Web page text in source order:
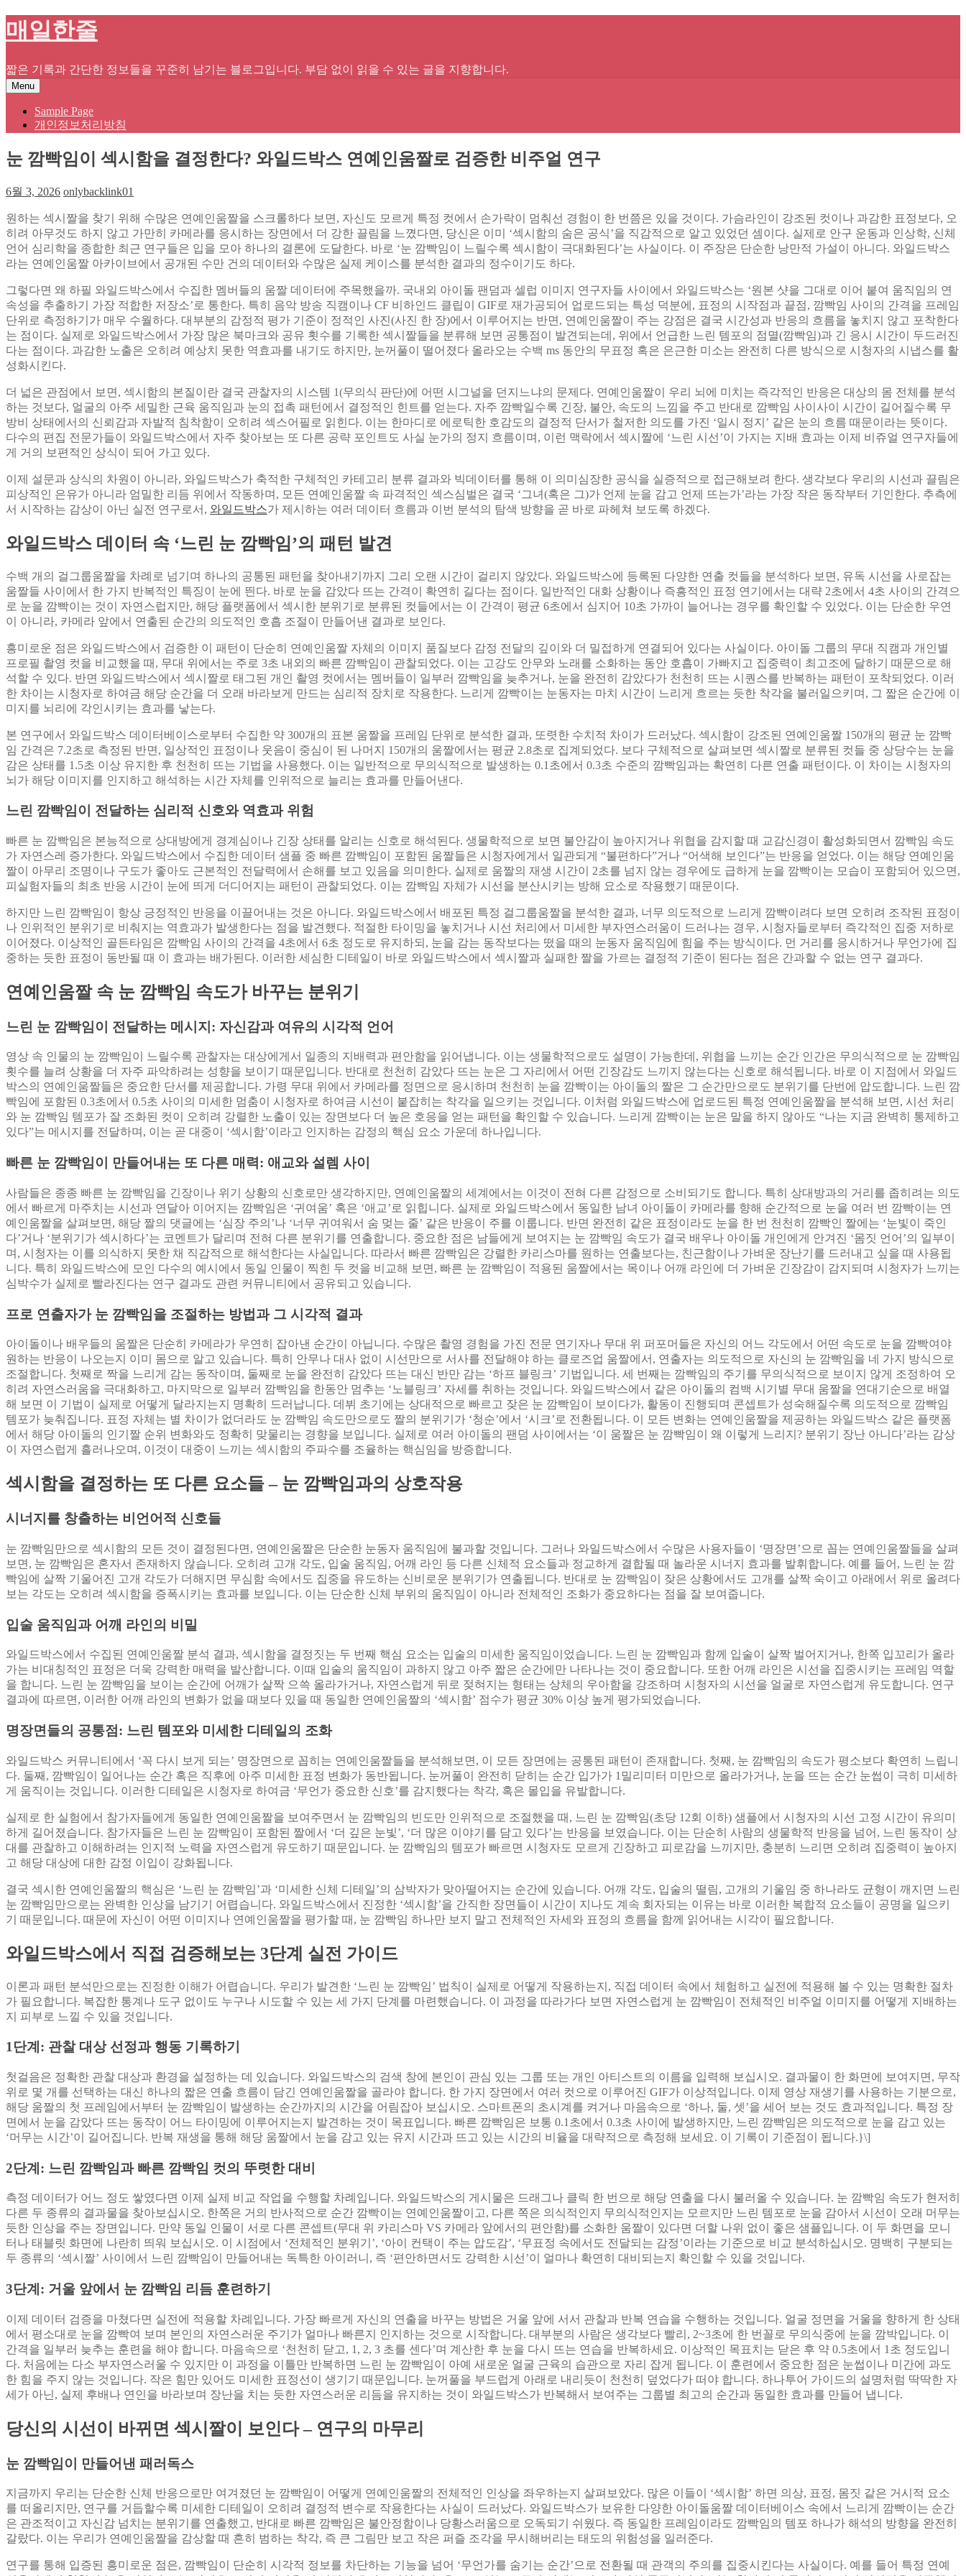
Skip
to
매일한줄
짧은 기록과 간단한 정보들을 꾸준히 남기는 블로그입니다. 부담 없이 읽을 수 있는 글을 지향합니다.
Menu
Sample Page
개인정보처리방침
눈 깜빡임이 섹시함을 결정한다? 와일드박스 연예인움짤로 검증한 비주얼 연구
6월 3, 2026 onlybacklink01
원하는 섹시짤을 찾기 위해 수많은 연예인움짤을 스크롤하다 보면, 자신도 모르게 특정 컷에서 손가락이 멈춰선 경험이 한 번쯤은 있을 것이다. 가슴라인이 강조된 컷이나 과감한 표정보다, 오
히려 아무것도 하지 않고 가만히 카메라를 응시하는 장면에서 더 강한 끌림을 느꼈다면, 당신은 이미 ‘섹시함의 숨은 공식’을 직감적으로 알고 있었던 셈이다. 실제로 안구 운동과 인상학, 신체
언어 심리학을 종합한 최근 연구들은 입을 모아 하나의 결론에 도달한다. 바로 ‘눈 깜빡임이 느릴수록 섹시함이 극대화된다’는 사실이다. 이 주장은 단순한 낭만적 가설이 아니다. 와일드박스
라는 연예인움짤 아카이브에서 공개된 수만 건의 데이터와 수많은 실제 케이스를 분석한 결과의 정수이기도 하다.
그렇다면 왜 하필 와일드박스에서 수집한 멤버들의 움짤 데이터에 주목했을까. 국내외 아이돌 팬덤과 셀럽 이미지 연구자들 사이에서 와일드박스는 ‘원본 샷을 그대로 이어 붙여 움직임의 연
속성을 추출하기 가장 적합한 저장소’로 통한다. 특히 음악 방송 직캠이나 CF 비하인드 클립이 GIF로 재가공되어 업로드되는 특성 덕분에, 표정의 시작점과 끝점, 깜빡임 사이의 간격을 프레임
단위로 측정하기가 매우 수월하다. 대부분의 감정적 평가 기준이 정적인 사진(사진 한 장)에서 이루어지는 반면, 연예인움짤이 주는 강점은 결국 시간성과 반응의 흐름을 놓치지 않고 포착한다
는 점이다. 실제로 와일드박스에서 가장 많은 북마크와 공유 횟수를 기록한 섹시짤들을 분류해 보면 공통점이 발견되는데, 위에서 언급한 느린 템포의 점멸(깜빡임)과 긴 응시 시간이 두드러진
다는 점이다. 과감한 노출은 오히려 예상치 못한 역효과를 내기도 하지만, 눈꺼풀이 떨어졌다 올라오는 수백 ms 동안의 무표정 혹은 은근한 미소는 완전히 다른 방식으로 시청자의 시냅스를 활
성화시킨다.
더 넓은 관점에서 보면, 섹시함의 본질이란 결국 관찰자의 시스템 1(무의식 판단)에 어떤 시그널을 던지느냐의 문제다. 연예인움짤이 우리 뇌에 미치는 즉각적인 반응은 대상의 몸 전체를 분석
하는 것보다, 얼굴의 아주 세밀한 근육 움직임과 눈의 접촉 패턴에서 결정적인 힌트를 얻는다. 자주 깜빡일수록 긴장, 불안, 속도의 느낌을 주고 반대로 깜빡임 사이사이 시간이 길어질수록 무
방비 상태에서의 신뢰감과 자발적 침착함이 오히려 섹스어필로 읽힌다. 이는 한마디로 에로틱한 호감도의 결정적 단서가 철저한 의도를 가진 ‘일시 정지’ 같은 눈의 흐름 때문이라는 뜻이다.
다수의 편집 전문가들이 와일드박스에서 자주 찾아보는 또 다른 공략 포인트도 사실 눈가의 정지 흐름이며, 이런 맥락에서 섹시짤에 ‘느린 시선’이 가지는 지배 효과는 이제 비쥬얼 연구자들에
게 거의 보편적인 상식이 되어 가고 있다.
이제 설문과 상식의 차원이 아니라, 와일드박스가 축적한 구체적인 카테고리 분류 결과와 빅데이터를 통해 이 의미심장한 공식을 실증적으로 접근해보려 한다. 생각보다 우리의 시선과 끌림은
피상적인 은유가 아니라 엄밀한 리듬 위에서 작동하며, 모든 연예인움짤 속 파격적인 섹스심벌은 결국 ‘그녀(혹은 그)가 언제 눈을 감고 언제 뜨는가’라는 가장 작은 동작부터 기인한다. 추측에
서 시작하는 감상이 아닌 실전 연구로서, 와일드박스가 제시하는 여러 데이터 흐름과 이번 분석의 탐색 방향을 곧 바로 파헤쳐 보도록 하겠다.
와일드박스 데이터 속 ‘느린 눈 깜빡임’의 패턴 발견
수백 개의 걸그룹움짤을 차례로 넘기며 하나의 공통된 패턴을 찾아내기까지 그리 오랜 시간이 걸리지 않았다. 와일드박스에 등록된 다양한 연출 컷들을 분석하다 보면, 유독 시선을 사로잡는
움짤들 사이에서 한 가지 반복적인 특징이 눈에 띈다. 바로 눈을 감았다 뜨는 간격이 확연히 길다는 점이다. 일반적인 대화 상황이나 즉흥적인 표정 연기에서는 대략 2초에서 4초 사이의 간격으
로 눈을 깜빡이는 것이 자연스럽지만, 해당 플랫폼에서 섹시한 분위기로 분류된 컷들에서는 이 간격이 평균 6초에서 심지어 10초 가까이 늘어나는 경우를 확인할 수 있었다. 이는 단순한 우연
이 아니라, 카메라 앞에서 연출된 순간의 의도적인 호흡 조절이 만들어낸 결과로 보인다.
흥미로운 점은 와일드박스에서 검증한 이 패턴이 단순히 연예인움짤 자체의 이미지 품질보다 감정 전달의 깊이와 더 밀접하게 연결되어 있다는 사실이다. 아이돌 그룹의 무대 직캠과 개인별
프로필 촬영 컷을 비교했을 때, 무대 위에서는 주로 3초 내외의 빠른 깜빡임이 관찰되었다. 이는 고강도 안무와 노래를 소화하는 동안 호흡이 가빠지고 집중력이 최고조에 달하기 때문으로 해
석할 수 있다. 반면 와일드박스에서 섹시짤로 태그된 개인 촬영 컷에서는 멤버들이 일부러 깜빡임을 늦추거나, 눈을 완전히 감았다가 천천히 뜨는 시퀀스를 반복하는 패턴이 포착되었다. 이러
한 차이는 시청자로 하여금 해당 순간을 더 오래 바라보게 만드는 심리적 장치로 작용한다. 느리게 깜빡이는 눈동자는 마치 시간이 느리게 흐르는 듯한 착각을 불러일으키며, 그 짧은 순간에 이
미지를 뇌리에 각인시키는 효과를 낳는다.
본 연구에서 와일드박스 데이터베이스로부터 수집한 약 300개의 표본 움짤을 프레임 단위로 분석한 결과, 또렷한 수치적 차이가 드러났다. 섹시함이 강조된 연예인움짤 150개의 평균 눈 깜빡
임 간격은 7.2초로 측정된 반면, 일상적인 표정이나 웃음이 중심이 된 나머지 150개의 움짤에서는 평균 2.8초로 집계되었다. 보다 구체적으로 살펴보면 섹시짤로 분류된 컷들 중 상당수는 눈을
감은 상태를 1.5초 이상 유지한 후 천천히 뜨는 기법을 사용했다. 이는 일반적으로 무의식적으로 발생하는 0.1초에서 0.3초 수준의 깜빡임과는 확연히 다른 연출 패턴이다. 이 차이는 시청자의
뇌가 해당 이미지를 인지하고 해석하는 시간 자체를 인위적으로 늘리는 효과를 만들어낸다.
느린 깜빡임이 전달하는 심리적 신호와 역효과 위험
빠른 눈 깜빡임은 본능적으로 상대방에게 경계심이나 긴장 상태를 알리는 신호로 해석된다. 생물학적으로 보면 불안감이 높아지거나 위협을 감지할 때 교감신경이 활성화되면서 깜빡임 속도
가 자연스레 증가한다. 와일드박스에서 수집한 데이터 샘플 중 빠른 깜빡임이 포함된 움짤들은 시청자에게서 일관되게 “불편하다”거나 “어색해 보인다”는 반응을 얻었다. 이는 해당 연예인움
짤이 아무리 조명이나 구도가 좋아도 근본적인 전달력에서 손해를 보고 있음을 의미한다. 실제로 움짤의 재생 시간이 2초를 넘지 않는 경우에도 급하게 눈을 깜빡이는 모습이 포함되어 있으면,
피실험자들의 최초 반응 시간이 눈에 띄게 더디어지는 패턴이 관찰되었다. 이는 깜빡임 자체가 시선을 분산시키는 방해 요소로 작용했기 때문이다.
하지만 느린 깜빡임이 항상 긍정적인 반응을 이끌어내는 것은 아니다. 와일드박스에서 배포된 특정 걸그룹움짤을 분석한 결과, 너무 의도적으로 느리게 깜빡이려다 보면 오히려 조작된 표정이
나 인위적인 분위기로 비춰지는 역효과가 발생한다는 점을 발견했다. 적절한 타이밍을 놓치거나 시선 처리에서 미세한 부자연스러움이 드러나는 경우, 시청자들로부터 즉각적인 집중 저하로
이어졌다. 이상적인 골든타임은 깜빡임 사이의 간격을 4초에서 6초 정도로 유지하되, 눈을 감는 동작보다는 떴을 때의 눈동자 움직임에 힘을 주는 방식이다. 먼 거리를 응시하거나 무언가에 집
중하는 듯한 표정이 동반될 때 이 효과는 배가된다. 이러한 세심한 디테일이 바로 와일드박스에서 섹시짤과 실패한 짤을 가르는 결정적 기준이 된다는 점은 간과할 수 없는 연구 결과다.
연예인움짤 속 눈 깜빡임 속도가 바꾸는 분위기
느린 눈 깜빡임이 전달하는 메시지: 자신감과 여유의 시각적 언어
영상 속 인물의 눈 깜빡임이 느릴수록 관찰자는 대상에게서 일종의 지배력과 편안함을 읽어냅니다. 이는 생물학적으로도 설명이 가능한데, 위협을 느끼는 순간 인간은 무의식적으로 눈 깜빡임
횟수를 늘려 상황을 더 자주 파악하려는 성향을 보이기 때문입니다. 반대로 천천히 감았다 뜨는 눈은 그 자리에서 어떤 긴장감도 느끼지 않는다는 신호로 해석됩니다. 바로 이 지점에서 와일드
박스의 연예인움짤들은 중요한 단서를 제공합니다. 가령 무대 위에서 카메라를 정면으로 응시하며 천천히 눈을 깜빡이는 아이돌의 짤은 그 순간만으로도 분위기를 단번에 압도합니다. 느린 깜
빡임에 포함된 0.3초에서 0.5초 사이의 미세한 멈춤이 시청자로 하여금 시선이 붙잡히는 착각을 일으키는 것입니다. 이처럼 와일드박스에 업로드된 특정 연예인움짤을 분석해 보면, 시선 처리
와 눈 깜빡임 템포가 잘 조화된 컷이 오히려 강렬한 노출이 있는 장면보다 더 높은 호응을 얻는 패턴을 확인할 수 있습니다. 느리게 깜빡이는 눈은 말을 하지 않아도 “나는 지금 완벽히 통제하고
있다”는 메시지를 전달하며, 이는 곧 대중이 ‘섹시함’이라고 인지하는 감정의 핵심 요소 가운데 하나입니다.
빠른 눈 깜빡임이 만들어내는 또 다른 매력: 애교와 설렘 사이
사람들은 종종 빠른 눈 깜빡임을 긴장이나 위기 상황의 신호로만 생각하지만, 연예인움짤의 세계에서는 이것이 전혀 다른 감정으로 소비되기도 합니다. 특히 상대방과의 거리를 좁히려는 의도
에서 빠르게 마주치는 시선과 연달아 이어지는 깜빡임은 ‘귀여움’ 혹은 ‘애교’로 읽힙니다. 실제로 와일드박스에서 동일한 남녀 아이돌이 카메라를 향해 순간적으로 눈을 여러 번 깜빡이는 연
예인움짤을 살펴보면, 해당 짤의 댓글에는 ‘심장 주의’나 ‘너무 귀여워서 숨 멎는 줄’ 같은 반응이 주를 이룹니다. 반면 완전히 같은 표정이라도 눈을 한 번 천천히 깜빡인 짤에는 ‘눈빛이 죽인
다’거나 ‘분위기가 섹시하다’는 코멘트가 달리며 전혀 다른 분위기를 연출합니다. 중요한 점은 남들에게 보여지는 눈 깜빡임 속도가 결국 배우나 아이돌 개인에게 안겨진 ‘몸짓 언어’의 일부이
며, 시청자는 이를 의식하지 못한 채 직감적으로 해석한다는 사실입니다. 따라서 빠른 깜빡임은 강렬한 카리스마를 원하는 연출보다는, 친근함이나 가벼운 장난기를 드러내고 싶을 때 사용됩
니다. 특히 와일드박스에 모인 다수의 예시에서 동일 인물이 찍힌 두 컷을 비교해 보면, 빠른 눈 깜빡임이 적용된 움짤에서는 목이나 어깨 라인에 더 가벼운 긴장감이 감지되며 시청자가 느끼는
심박수가 실제로 빨라진다는 연구 결과도 관련 커뮤니티에서 공유되고 있습니다.
프로 연출자가 눈 깜빡임을 조절하는 방법과 그 시각적 결과
아이돌이나 배우들의 움짤은 단순히 카메라가 우연히 잡아낸 순간이 아닙니다. 수많은 촬영 경험을 가진 전문 연기자나 무대 위 퍼포머들은 자신의 어느 각도에서 어떤 속도로 눈을 깜빡여야
원하는 반응이 나오는지 이미 몸으로 알고 있습니다. 특히 안무나 대사 없이 시선만으로 서사를 전달해야 하는 클로즈업 움짤에서, 연출자는 의도적으로 자신의 눈 깜빡임을 네 가지 방식으로
조절합니다. 첫째로 짝을 느리게 감는 동작이며, 둘째로 눈을 완전히 감았다 뜨는 대신 반만 감는 ‘하프 블링크’ 기법입니다. 세 번째는 깜빡임의 주기를 무의식적으로 보이지 않게 조정하여 오
히려 자연스러움을 극대화하고, 마지막으로 일부러 깜빡임을 한동안 멈추는 ‘노블링크’ 자세를 취하는 것입니다. 와일드박스에서 같은 아이돌의 컴백 시기별 무대 움짤을 연대기순으로 배열
해 보면 이 기법이 실제로 어떻게 달라지는지 명확히 드러납니다. 데뷔 초기에는 상대적으로 빠르고 잦은 눈 깜빡임이 보이다가, 활동이 진행되며 콘셉트가 성숙해질수록 의도적으로 깜빡임
템포가 늦춰집니다. 표정 자체는 별 차이가 없더라도 눈 깜빡임 속도만으로도 짤의 분위기가 ‘청순’에서 ‘시크’로 전환됩니다. 이 모든 변화는 연예인움짤을 제공하는 와일드박스 같은 플랫폼
에서 해당 아이돌의 인기짤 순위 변화와도 정확히 맞물리는 경향을 보입니다. 실제로 여러 아이돌의 팬덤 사이에서는 ‘이 움짤은 눈 깜빡임이 왜 이렇게 느리지? 분위기 장난 아니다’라는 감상
이 자연스럽게 흘러나오며, 이것이 대중이 느끼는 섹시함의 주파수를 조율하는 핵심임을 방증합니다.
섹시함을 결정하는 또 다른 요소들 – 눈 깜빡임과의 상호작용
시너지를 창출하는 비언어적 신호들
눈 깜빡임만으로 섹시함의 모든 것이 결정된다면, 연예인움짤은 단순한 눈동자 움직임에 불과할 것입니다. 그러나 와일드박스에서 수많은 사용자들이 ‘명장면’으로 꼽는 연예인움짤들을 살펴
보면, 눈 깜빡임은 혼자서 존재하지 않습니다. 오히려 고개 각도, 입술 움직임, 어깨 라인 등 다른 신체적 요소들과 정교하게 결합될 때 놀라운 시너지 효과를 발휘합니다. 예를 들어, 느린 눈 깜
빡임에 살짝 기울어진 고개 각도가 더해지면 무심함 속에서도 집중을 유도하는 신비로운 분위기가 연출됩니다. 반대로 눈 깜빡임이 잦은 상황에서도 고개를 살짝 숙이고 아래에서 위로 올려다
보는 각도는 오히려 섹시함을 증폭시키는 효과를 보입니다. 이는 단순한 신체 부위의 움직임이 아니라 전체적인 조화가 중요하다는 점을 잘 보여줍니다.
입술 움직임과 어깨 라인의 비밀
와일드박스에서 수집된 연예인움짤 분석 결과, 섹시함을 결정짓는 두 번째 핵심 요소는 입술의 미세한 움직임이었습니다. 느린 눈 깜빡임과 함께 입술이 살짝 벌어지거나, 한쪽 입꼬리가 올라
가는 비대칭적인 표정은 더욱 강력한 매력을 발산합니다. 이때 입술의 움직임이 과하지 않고 아주 짧은 순간에만 나타나는 것이 중요합니다. 또한 어깨 라인은 시선을 집중시키는 프레임 역할
을 합니다. 느린 눈 깜빡임을 보이는 순간에 어깨가 살짝 으쓱 올라가거나, 자연스럽게 뒤로 젖혀지는 형태는 상체의 우아함을 강조하며 시청자의 시선을 얼굴로 자연스럽게 유도합니다. 연구
결과에 따르면, 이러한 어깨 라인의 변화가 없을 때보다 있을 때 동일한 연예인움짤의 ‘섹시함’ 점수가 평균 30% 이상 높게 평가되었습니다.
명장면들의 공통점: 느린 템포와 미세한 디테일의 조화
와일드박스 커뮤니티에서 ‘꼭 다시 보게 되는’ 명장면으로 꼽히는 연예인움짤들을 분석해보면, 이 모든 장면에는 공통된 패턴이 존재합니다. 첫째, 눈 깜빡임의 속도가 평소보다 확연히 느립니
다. 둘째, 깜빡임이 일어나는 순간 혹은 직후에 아주 미세한 표정 변화가 동반됩니다. 눈꺼풀이 완전히 닫히는 순간 입가가 1밀리미터 미만으로 올라가거나, 눈을 뜨는 순간 눈썹이 극히 미세하
게 움직이는 것입니다. 이러한 디테일은 시청자로 하여금 ‘무언가 중요한 신호’를 감지했다는 착각, 혹은 몰입을 유발합니다.
실제로 한 실험에서 참가자들에게 동일한 연예인움짤을 보여주면서 눈 깜빡임의 빈도만 인위적으로 조절했을 때, 느린 눈 깜빡임(초당 12회 이하) 샘플에서 시청자의 시선 고정 시간이 유의미
하게 길어졌습니다. 참가자들은 느린 눈 깜빡임이 포함된 짤에서 ‘더 깊은 눈빛’, ‘더 많은 이야기를 담고 있다’는 반응을 보였습니다. 이는 단순히 사람의 생물학적 반응을 넘어, 느린 동작이 상
대를 관찰하고 이해하려는 인지적 노력을 자연스럽게 유도하기 때문입니다. 눈 깜빡임의 템포가 빠르면 시청자도 모르게 긴장하고 피로감을 느끼지만, 충분히 느리면 오히려 집중력이 높아지
고 해당 대상에 대한 감정 이입이 강화됩니다.
결국 섹시한 연예인움짤의 핵심은 ‘느린 눈 깜빡임’과 ‘미세한 신체 디테일’의 삼박자가 맞아떨어지는 순간에 있습니다. 어깨 각도, 입술의 떨림, 고개의 기울임 중 하나라도 균형이 깨지면 느린
눈 깜빡임만으로는 완벽한 인상을 남기기 어렵습니다. 와일드박스에서 진정한 ‘섹시함’을 간직한 장면들이 시간이 지나도 계속 회자되는 이유는 바로 이러한 복합적 요소들이 공명을 일으키
기 때문입니다. 때문에 자신이 어떤 이미지나 연예인움짤을 평가할 때, 눈 깜빡임 하나만 보지 말고 전체적인 자세와 표정의 흐름을 함께 읽어내는 시각이 필요합니다.
와일드박스에서 직접 검증해보는 3단계 실전 가이드
이론과 패턴 분석만으로는 진정한 이해가 어렵습니다. 우리가 발견한 ‘느린 눈 깜빡임’ 법칙이 실제로 어떻게 작용하는지, 직접 데이터 속에서 체험하고 실전에 적용해 볼 수 있는 명확한 절차
가 필요합니다. 복잡한 통계나 도구 없이도 누구나 시도할 수 있는 세 가지 단계를 마련했습니다. 이 과정을 따라가다 보면 자연스럽게 눈 깜빡임이 전체적인 비주얼 이미지를 어떻게 지배하는
지 피부로 느낄 수 있을 것입니다.
1단계: 관찰 대상 선정과 행동 기록하기
첫걸음은 정확한 관찰 대상과 환경을 설정하는 데 있습니다. 와일드박스의 검색 창에 본인이 관심 있는 그룹 또는 개인 아티스트의 이름을 입력해 보십시오. 결과물이 한 화면에 보여지면, 무작
위로 몇 개를 선택하는 대신 하나의 짧은 연출 흐름이 담긴 연예인움짤을 골라야 합니다. 한 가지 장면에서 여러 컷으로 이루어진 GIF가 이상적입니다. 이제 영상 재생기를 사용하는 기분으로,
해당 움짤의 첫 프레임에서부터 눈 깜빡임이 발생하는 순간까지의 시간을 어림잡아 보십시오. 스마트폰의 초시계를 켜거나 마음속으로 ‘하나, 둘, 셋’을 세어 보는 것도 효과적입니다. 특정 장
면에서 눈을 감았다 뜨는 동작이 어느 타이밍에 이루어지는지 발견하는 것이 목표입니다. 빠른 깜빡임은 보통 0.1초에서 0.3초 사이에 발생하지만, 느린 깜빡임은 의도적으로 눈을 감고 있는
‘머무는 시간’이 길어집니다. 반복 재생을 통해 해당 움짤에서 눈을 감고 있는 유지 시간과 뜨고 있는 시간의 비율을 대략적으로 측정해 보세요. 이 기록이 기준점이 됩니다.}\]
2단계: 느린 깜빡임과 빠른 깜빡임 컷의 뚜렷한 대비
측정 데이터가 어느 정도 쌓였다면 이제 실제 비교 작업을 수행할 차례입니다. 와일드박스의 게시물은 드래그나 클릭 한 번으로 해당 연출을 다시 불러올 수 있습니다. 눈 깜빡임 속도가 현저히
다른 두 종류의 결과물을 찾아보십시오. 한쪽은 거의 반사적으로 순간 깜빡이는 연예인움짤이고, 다른 쪽은 의식적인지 무의식적인지는 모르지만 느린 템포로 눈을 감아서 시선이 오래 머무는
듯한 인상을 주는 장면입니다. 만약 동일 인물이 서로 다른 콘셉트(무대 위 카리스마 VS 카메라 앞에서의 편안함)를 소화한 움짤이 있다면 더할 나위 없이 좋은 샘플입니다. 이 두 화면을 모니
터나 태블릿 화면에 나란히 띄워 보십시오. 이 시점에서 ‘전체적인 분위기’, ‘아이 컨택이 주는 압도감’, ‘무표정 속에서도 전달되는 감정’이라는 기준으로 비교 분석하십시오. 명백히 구분되는
두 종류의 ‘섹시짤’ 사이에서 느린 깜빡임이 만들어내는 독특한 아이러니, 즉 ‘편안하면서도 강력한 시선’이 얼마나 확연히 대비되는지 확인할 수 있을 것입니다.
3단계: 거울 앞에서 눈 깜빡임 리듬 훈련하기
이제 데이터 검증을 마쳤다면 실전에 적용할 차례입니다. 가장 빠르게 자신의 연출을 바꾸는 방법은 거울 앞에 서서 관찰과 반복 연습을 수행하는 것입니다. 얼굴 정면을 거울을 향하게 한 상태
에서 평소대로 눈을 깜빡여 보며 본인의 자연스러운 주기가 얼마나 빠른지 인지하는 것으로 시작합니다. 대부분의 사람은 생각보다 빨리, 2~3초에 한 번꼴로 무의식중에 눈을 깜박입니다. 이
간격을 일부러 늦추는 훈련을 해야 합니다. 마음속으로 ‘천천히 닫고, 1, 2, 3 초를 센다’며 계산한 후 눈을 다시 뜨는 연습을 반복하세요. 이상적인 목표치는 닫은 후 약 0.5초에서 1초 정도입니
다. 처음에는 다소 부자연스러울 수 있지만 이 과정을 이틀만 반복하면 느린 눈 깜빡임이 아예 새로운 얼굴 근육의 습관으로 자리 잡게 됩니다. 이 훈련에서 중요한 점은 눈썹이나 미간에 과도
한 힘을 주지 않는 것입니다. 작은 힘만 있어도 미세한 표정선이 생기기 때문입니다. 눈꺼풀을 부드럽게 아래로 내리듯이 천천히 덮었다가 떠야 합니다. 하나투어 가이드의 설명처럼 딱딱한 자
세가 아닌, 실제 후배나 연인을 바라보며 장난을 치는 듯한 자연스러운 리듬을 유지하는 것이 와일드박스가 반복해서 보여주는 그룹별 최고의 순간과 동일한 효과를 만들어 냅니다.
당신의 시선이 바뀌면 섹시짤이 보인다 – 연구의 마무리
눈 깜빡임이 만들어낸 패러독스
지금까지 우리는 단순한 신체 반응으로만 여겨졌던 눈 깜빡임이 어떻게 연예인움짤의 전체적인 인상을 좌우하는지 살펴보았다. 많은 이들이 ‘섹시함’ 하면 의상, 표정, 몸짓 같은 거시적 요소
를 떠올리지만, 연구를 거듭할수록 미세한 디테일이 오히려 결정적 변수로 작용한다는 사실이 드러났다. 와일드박스가 보유한 다양한 아이돌움짤 데이터베이스 속에서 느리게 깜빡이는 순간
은 관조적이고 자신감 넘치는 분위기를 연출했고, 반대로 빠른 깜빡임은 불안정함이나 당황스러움으로 오독되기 쉬웠다. 즉 동일한 프레임이라도 깜빡임의 템포 하나가 해석의 방향을 완전히
갈랐다. 이는 우리가 연예인움짤을 감상할 때 흔히 범하는 착각, 즉 큰 그림만 보고 작은 퍼즐 조각을 무시해버리는 태도의 위험성을 일러준다.
연구를 통해 입증된 흥미로운 점은, 깜빡임이 단순히 시각적 정보를 차단하는 기능을 넘어 ‘무언가를 숨기는 순간’으로 전환될 때 관객의 주의를 집중시킨다는 사실이다. 예를 들어 특정 연예